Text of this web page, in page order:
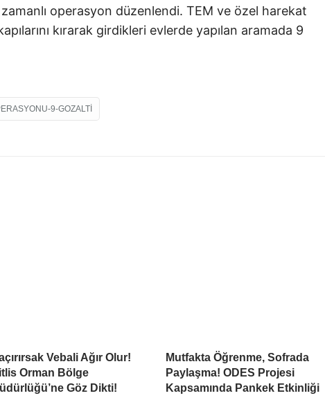
operasyon düzenlendi. TEM ve özel harekat
kırarak girdikleri evlerde yapılan aramada 9
9-GOZALTI
Vebali Ağır Olur!
Orman Bölge
Göz Dikti!
Mutfakta Öğrenme, Sofrada
Paylaşma! ODES Projesi
Kapsamında Pankek Etkinliği